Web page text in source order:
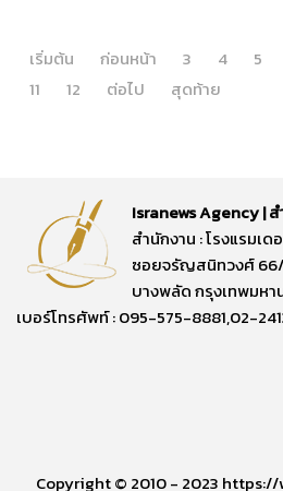
เริ่มต้น ก่อนหน้า 3 4 5
11
12 ต่อไป สุดท้าย
Isranews Agency |
สำนักงาน : โรงแรมเด
ซอยจรัญสนิทวงศ์ 66/
บางพลัด กรุงเทพมหา
เบอร์โทรศัพท์ : 095-575-8881,02-
Copyright © 2010 - 2023